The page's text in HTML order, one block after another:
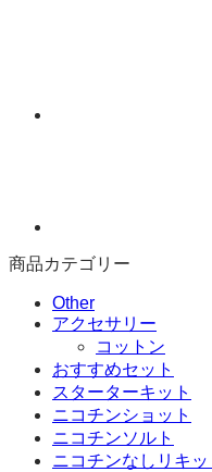
フ
ソ
ル
ト
リ
キ
ド
50mg
30ml
商品カテゴリー
Other
アクセサリー
コットン
おすすめセット
スターターキット
ニコチンショット
ニコチンソルト
ニコチンなしリキッ